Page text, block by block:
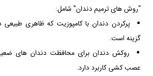
“روش های ترمیم دندان” شامل:
پرکردن دندان با کامپوزیت که ظاهری
گزینه است.
روکش دندان برای محافظت دندان های
عصب کشی کاربرد دارد.